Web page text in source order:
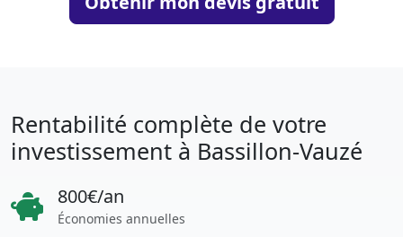
Rentabilité complète de votre
investissement à Bassillon-Vauzé
800€/an
Économies annuelles